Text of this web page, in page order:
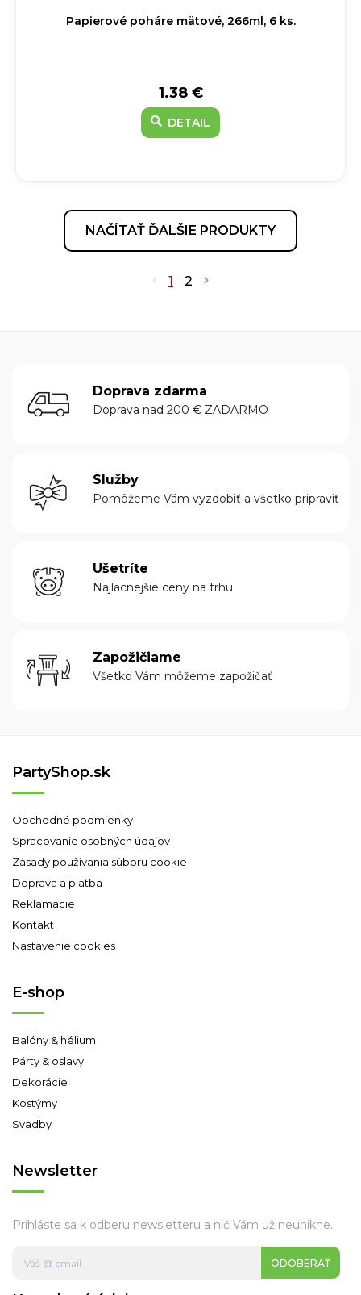
Papierové poháre mätové, 266ml, 6 ks.
1.38 €
DETAIL
NAČÍTAŤ ĎALŠIE PRODUKTY
1 2
Doprava zdarma
Doprava nad 200 € ZADARMO
Služby
Pomôžeme Vám vyzdobiť a všetko pripraviť
Ušetríte
Najlacnejšie ceny na trhu
Zapožičiame
Všetko Vám môžeme zapožičať
PartyShop.sk
Obchodné podmienky
Spracovanie osobných údajov
Zásady používania súboru cookie
Doprava a platba
Reklamacie
Kontakt
Nastavenie cookies
E-shop
Balóny & hélium
Párty & oslavy
Dekorácie
Kostýmy
Svadby
Newsletter
Prihláste sa k odberu newsletteru a nič Vám už neunikne.
ODOBERAŤ